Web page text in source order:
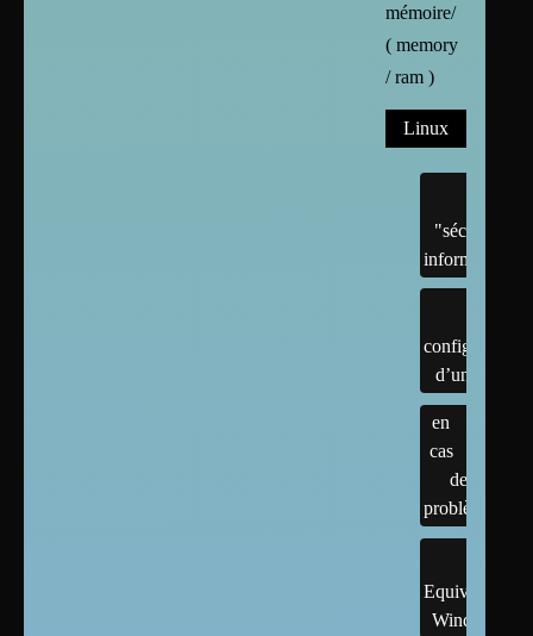
mémoire/
( memory
/ ram )
Linux
"sécurité"
informatique
configuration
d’un linux
en
cas
de
problème
Equivalents
Windows